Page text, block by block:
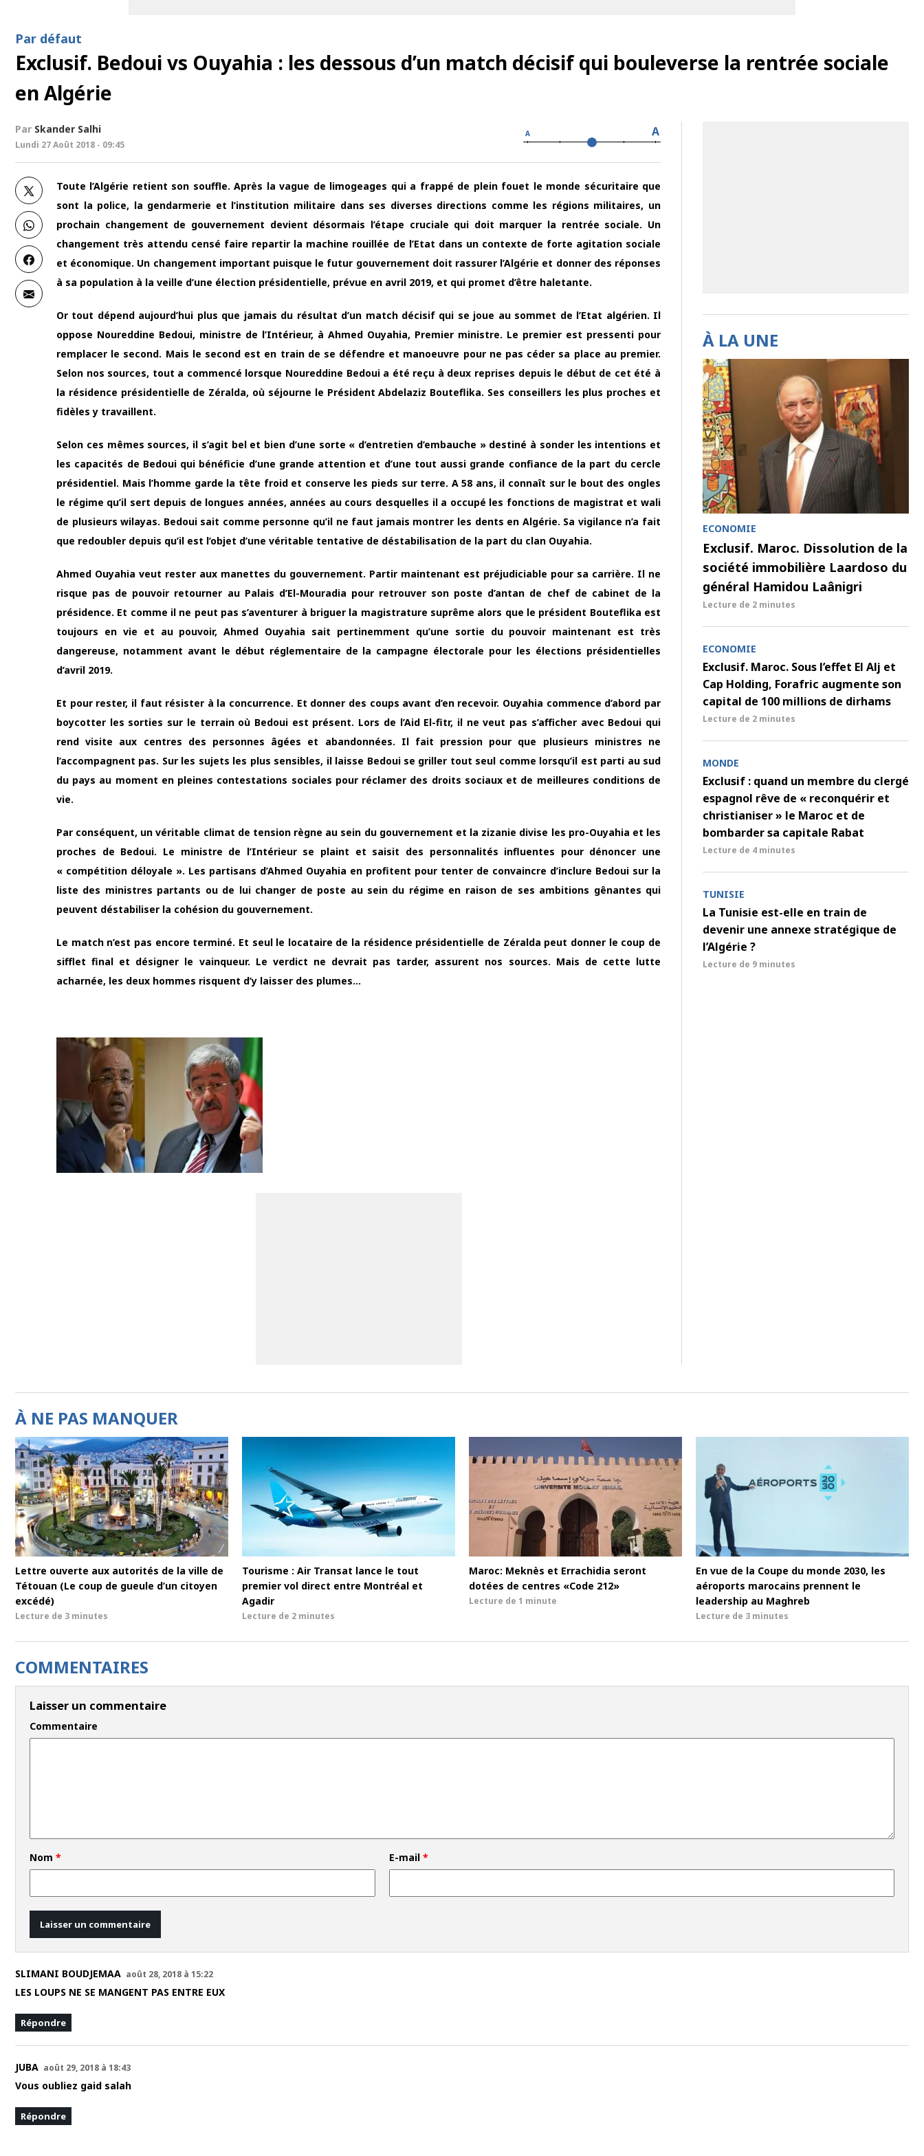
Par défaut
Exclusif. Bedoui vs Ouyahia : les dessous d’un match décisif qui bouleverse la rentrée sociale
en Algérie
Par Skander Salhi
Lundi 27 Août 2018 - 09:45
A A
Toute l’Algérie retient son souffle. Après la vague de limogeages qui a frappé de plein fouet le monde sécuritaire que
sont la police, la gendarmerie et l’institution militaire dans ses diverses directions comme les régions militaires, un
prochain changement de gouvernement devient désormais l’étape cruciale qui doit marquer la rentrée sociale. Un
changement très attendu censé faire repartir la machine rouillée de l’Etat dans un contexte de forte agitation sociale
et économique. Un changement important puisque le futur gouvernement doit rassurer l’Algérie et donner des réponses
à sa population à la veille d’une élection présidentielle, prévue en avril 2019, et qui promet d’être haletante.
Or tout dépend aujourd’hui plus que jamais du résultat d’un match décisif qui se joue au sommet de l’Etat algérien. Il
oppose Noureddine Bedoui, ministre de l’Intérieur, à Ahmed Ouyahia, Premier ministre. Le premier est pressenti pour
remplacer le second. Mais le second est en train de se défendre et manoeuvre pour ne pas céder sa place au premier.
Selon nos sources, tout a commencé lorsque Noureddine Bedoui a été reçu à deux reprises depuis le début de cet été à
la résidence présidentielle de Zéralda, où séjourne le Président Abdelaziz Bouteflika. Ses conseillers les plus proches et
fidèles y travaillent.
Selon ces mêmes sources, il s’agit bel et bien d’une sorte « d’entretien d’embauche » destiné à sonder les intentions et
les capacités de Bedoui qui bénéficie d’une grande attention et d’une tout aussi grande confiance de la part du cercle
présidentiel. Mais l’homme garde la tête froid et conserve les pieds sur terre. A 58 ans, il connaît sur le bout des ongles
le régime qu’il sert depuis de longues années, années au cours desquelles il a occupé les fonctions de magistrat et wali
de plusieurs wilayas. Bedoui sait comme personne qu’il ne faut jamais montrer les dents en Algérie. Sa vigilance n’a fait
que redoubler depuis qu’il est l’objet d’une véritable tentative de déstabilisation de la part du clan Ouyahia.
Ahmed Ouyahia veut rester aux manettes du gouvernement. Partir maintenant est préjudiciable pour sa carrière. Il ne
risque pas de pouvoir retourner au Palais d’El-Mouradia pour retrouver son poste d’antan de chef de cabinet de la
présidence. Et comme il ne peut pas s’aventurer à briguer la magistrature suprême alors que le président Bouteflika est
toujours en vie et au pouvoir, Ahmed Ouyahia sait pertinemment qu’une sortie du pouvoir maintenant est très
dangereuse, notamment avant le début réglementaire de la campagne électorale pour les élections présidentielles
d’avril 2019.
Et pour rester, il faut résister à la concurrence. Et donner des coups avant d’en recevoir. Ouyahia commence d’abord par
boycotter les sorties sur le terrain où Bedoui est présent. Lors de l’Aid El-fitr, il ne veut pas s’afficher avec Bedoui qui
rend visite aux centres des personnes âgées et abandonnées. Il fait pression pour que plusieurs ministres ne
l’accompagnent pas. Sur les sujets les plus sensibles, il laisse Bedoui se griller tout seul comme lorsqu’il est parti au sud
du pays au moment en pleines contestations sociales pour réclamer des droits sociaux et de meilleures conditions de
vie.
Par conséquent, un véritable climat de tension règne au sein du gouvernement et la zizanie divise les pro-Ouyahia et les
proches de Bedoui. Le ministre de l’Intérieur se plaint et saisit des personnalités influentes pour dénoncer une
« compétition déloyale ». Les partisans d’Ahmed Ouyahia en profitent pour tenter de convaincre d’inclure Bedoui sur la
liste des ministres partants ou de lui changer de poste au sein du régime en raison de ses ambitions gênantes qui
peuvent déstabiliser la cohésion du gouvernement.
Le match n’est pas encore terminé. Et seul le locataire de la résidence présidentielle de Zéralda peut donner le coup de
sifflet final et désigner le vainqueur. Le verdict ne devrait pas tarder, assurent nos sources. Mais de cette lutte
acharnée, les deux hommes risquent d’y laisser des plumes…
À LA UNE
ECONOMIE
Exclusif. Maroc. Dissolution de la
société immobilière Laardoso du
général Hamidou Laânigri
Lecture de 2 minutes
ECONOMIE
Exclusif. Maroc. Sous l’effet El Alj et
Cap Holding, Forafric augmente son
capital de 100 millions de dirhams
Lecture de 2 minutes
MONDE
Exclusif : quand un membre du clergé
espagnol rêve de « reconquérir et
christianiser » le Maroc et de
bombarder sa capitale Rabat
Lecture de 4 minutes
TUNISIE
La Tunisie est-elle en train de
devenir une annexe stratégique de
l’Algérie ?
Lecture de 9 minutes
À NE PAS MANQUER
Lettre ouverte aux autorités de la ville de
Tétouan (Le coup de gueule d’un citoyen
excédé)
Lecture de 3 minutes
Tourisme : Air Transat lance le tout
premier vol direct entre Montréal et
Agadir
Lecture de 2 minutes
Maroc: Meknès et Errachidia seront
dotées de centres «Code 212»
Lecture de 1 minute
En vue de la Coupe du monde 2030, les
aéroports marocains prennent le
leadership au Maghreb
Lecture de 3 minutes
COMMENTAIRES
Laisser un commentaire
Commentaire
Nom * E-mail*
SLIMANI BOUDJEMAA août 28, 2018 à 15:22
LES LOUPS NE SE MANGENT PAS ENTRE EUX
Répondre
JUBA août 29, 2018 à 18:43
Vous oubliez gaid salah
Répondre